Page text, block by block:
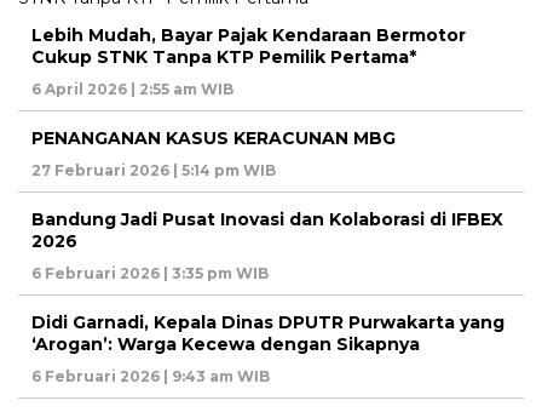
Lebih Mudah, Bayar Pajak Kendaraan Bermotor
Cukup STNK Tanpa KTP Pemilik Pertama*
6 April 2026 | 2:55 am WIB
PENANGANAN KASUS KERACUNAN MBG
27 Februari 2026 | 5:14 pm WIB
Bandung Jadi Pusat Inovasi dan Kolaborasi di IFBEX
2026
6 Februari 2026 | 3:35 pm WIB
Didi Garnadi, Kepala Dinas DPUTR Purwakarta yang
‘Arogan’: Warga Kecewa dengan Sikapnya
6 Februari 2026 | 9:43 am WIB